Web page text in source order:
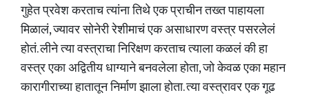
गुहेत प्रवेश करताच त्यांना तिथे एक प्राचीन तख्त पाहायला
मिळालं, ज्यावर सोनेरी रेशीमाचं एक असाधारण वस्त्र पसरलेलं
होतं. लीने त्या वस्त्राचा निरिक्षण करताच त्याला कळलं की हा
वस्त्र एका अद्वितीय धाग्याने बनवलेला होता, जो केवळ एका महान
कारागीराच्या हातातून निर्माण झाला होता. त्या वस्त्रावर एक गूढ